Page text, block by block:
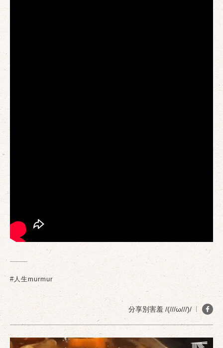
#人生murmur
分享別害羞 /(///ω///)/